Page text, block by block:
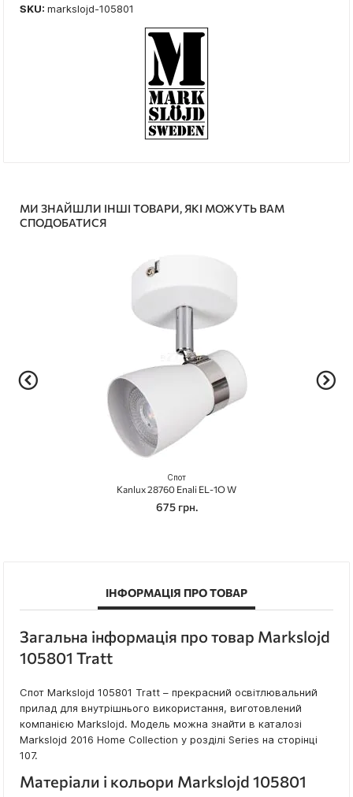
SKU: markslojd-105801
МИ ЗНАЙШЛИ ІНШІ ТОВАРИ, ЯКІ МОЖУТЬ ВАМ
СПОДОБАТИСЯ
Спот
Kanlux 28760 Enali EL-1O W
675 грн.
ІНФОРМАЦІЯ ПРО ТОВАР
Загальна інформація про товар Markslojd
105801 Tratt
Спот Markslojd 105801 Tratt – прекрасний освітлювальний
прилад для внутрішнього використання, виготовлений
компанією Markslojd. Модель можна знайти в каталозі
Markslojd 2016 Home Collection у розділі Series на сторінці
107.
Матеріали і кольори Markslojd 105801